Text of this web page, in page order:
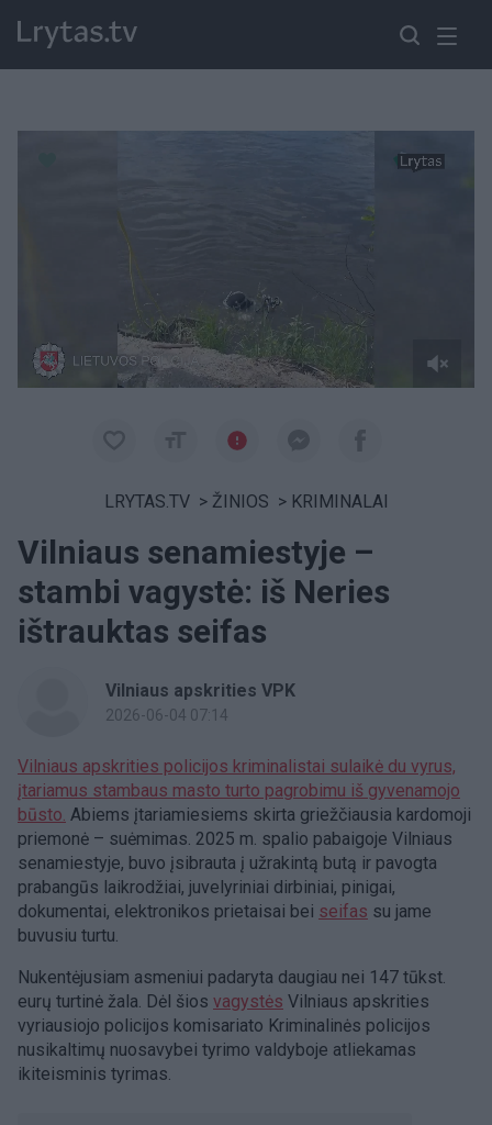
LRYTAS.TV > ŽINIOS > KRIMINALAI
Vilniaus senamiestyje –
stambi vagystė: iš Neries
ištrauktas seifas
Vilniaus apskrities VPK
2026-06-04 07:14
Vilniaus apskrities policijos kriminalistai sulaikė du vyrus,
įtariamus stambaus masto turto pagrobimu iš gyvenamojo
būsto. Abiems įtariamiesiems skirta griežčiausia kardomoji
priemonė – suėmimas. 2025 m. spalio pabaigoje Vilniaus
senamiestyje, buvo įsibrauta į užrakintą butą ir pavogta
prabangūs laikrodžiai, juvelyriniai dirbiniai, pinigai,
dokumentai, elektronikos prietaisai bei seifas su jame
buvusiu turtu.
Nukentėjusiam asmeniui padaryta daugiau nei 147 tūkst.
eurų turtinė žala. Dėl šios vagystės Vilniaus apskrities
vyriausiojo policijos komisariato Kriminalinės policijos
nusikaltimų nuosavybei tyrimo valdyboje atliekamas
ikiteisminis tyrimas.